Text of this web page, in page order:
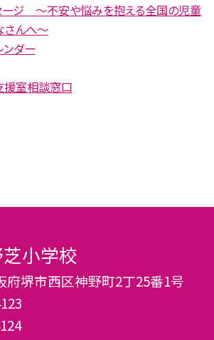
ージ 〜不安や悩みを抱える全国の児童
さんへ〜
ダー
援室相談窓口
小学校
府堺市西区神野町2丁25番1号